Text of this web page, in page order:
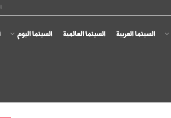
السينما العربية السينما العالمية السينما اليوم